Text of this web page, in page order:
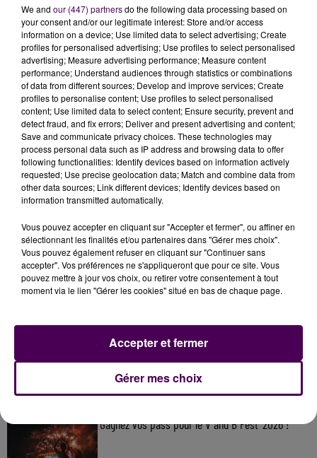
Gagnez vos pass pour le V and B Fest' 2026 !
We and our (447) partnersdo the following data processing based on
your consent and/or our legitimate interest: Store and/or access
information on a device; Use limited data to select advertising; Create
profiles for personalised advertising; Use profiles to select personalised
advertising; Measure advertising performance; Measure content
performance; Understand audiences through statistics or combinations
of data from different sources; Develop and improve services; Create
profiles to personalise content; Use profiles to select personalised
content; Use limited data to select content; Ensure security, prevent and
detect fraud, and fix errors; Deliver and present advertising and content;
Save and communicate privacy choices. These technologies may
process personal data such as IP address and browsing data to offer
following functionalities: Identify devices based on information actively
requested; Use precise geolocation data; Match and combine data from
other data sources; Link different devices; Identify devices based on
information transmitted automatically.
Vous pouvez accepter en cliquant sur "Accepter et fermer", ou affiner en
sélectionnant les finalités et/ou partenaires dans "Gérer mes choix".
Vous pouvez également refuser en cliquant sur "Continuer sans
accepter". Vos préférences ne s'appliqueront que pour ce site. Vous
pouvez mettre à jour vos choix, ou retirer votre consentement à tout
moment via le lien "Gérer les cookies" situé en bas de chaque page.
Gérer mes choix
Accepter et fermer